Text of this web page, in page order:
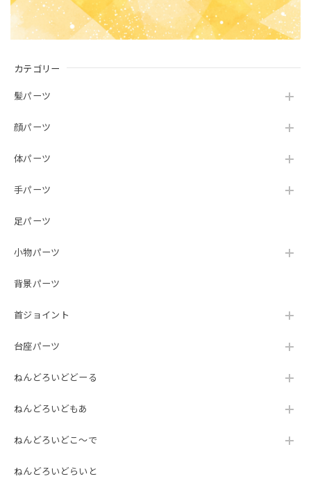
カテゴリー
髪パーツ
顔パーツ
体パーツ
手パーツ
足パーツ
小物パーツ
背景パーツ
首ジョイント
台座パーツ
ねんどろいどどーる
ねんどろいどもあ
ねんどろいどこ～で
ねんどろいどらいと